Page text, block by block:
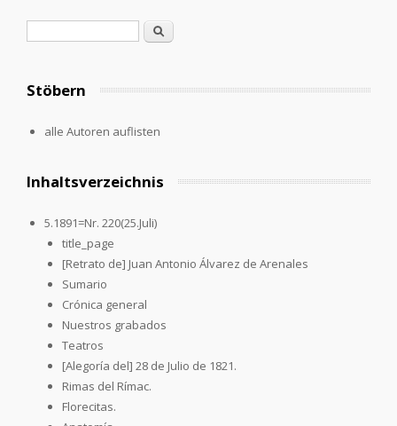
Suche
Stöbern
alle Autoren auflisten
Inhaltsverzeichnis
5.1891=Nr. 220(25.Juli)
title_page
[Retrato de] Juan Antonio Álvarez de Arenales
Sumario
Crónica general
Nuestros grabados
Teatros
[Alegoría del] 28 de Julio de 1821.
Rimas del Rímac.
Florecitas.